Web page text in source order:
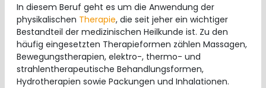
In diesem Beruf geht es um die Anwendung der
physikalischen Therapie, die seit jeher ein wichtiger
Bestandteil der medizinischen Heilkunde ist. Zu den
häufig eingesetzten Therapieformen zählen Massagen,
Bewegungstherapien, elektro-, thermo- und
strahlentherapeutische Behandlungsformen,
Hydrotherapien sowie Packungen und Inhalationen.